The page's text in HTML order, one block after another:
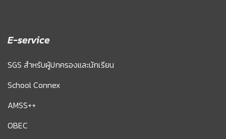
E-service
SGS สำหรับผู้ปกครองและนักเรียน
School Connex
AMSS++
OBEC